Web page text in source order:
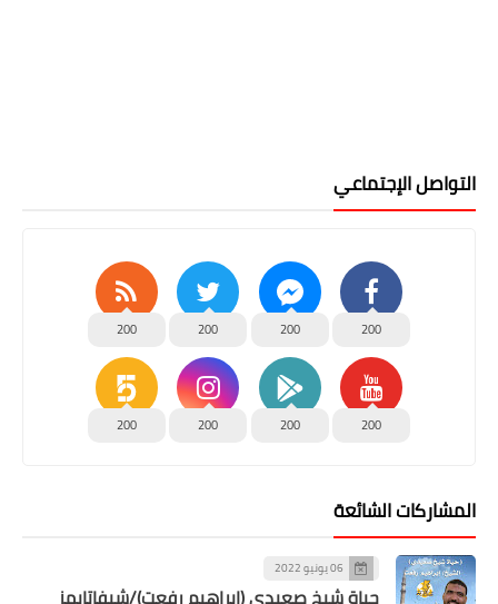
التواصل الإجتماعي
200
200
200
200
200
200
200
200
المشاركات الشائعة
06 يونيو 2022